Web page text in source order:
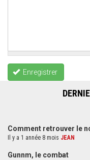
Enregistrer
Comment retrouver le
Il y a 1 année 8 mois JEAN
Gunnm, le combat